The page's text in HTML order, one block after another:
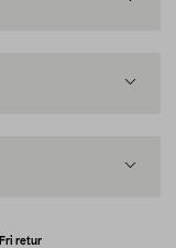
Fri retur